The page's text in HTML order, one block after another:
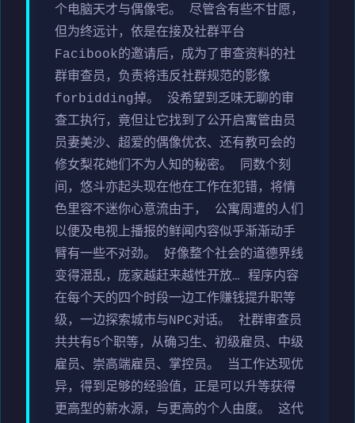
个电脑天才与偶像宅。 尽管含有些不甘愿，
但为终远计，依是在接及社群平台
Facibook的邀请后，成为了审查资料的社
群审查员，负责将违反社群规范的影像
forbidding掉。 没希望到乏味无聊的审
查工执行，竟但让它找到了公开启寓管由员
员妻美沙、超爱的偶像优衣、还有教可会的
修女梨花她们不为人知的秘密。 同数个刻
间，悠斗亦起头现在他在工作在犯错，将情
色里容不迷你心意流由于， 公寓周遭的人们
以便及电视上播报的鲜闻内容似乎渐渐动手
臂有一些不对劲。 好像整个社会的道德界线
变得混乱，庞家越赶来越性开放… 程序内容
在每个天的四个时段一边工作赚钱提升职等
级，一边探索城市与NPC对话。 社群审查员
共共有5个职等，从确习生、初级雇员、中级
雇员、崇高端雇员、掌控员。 当工作达现优
异，得到足够的经验值，正是可以升等获得
更高型的薪水源，与更高的个人由度。 这代